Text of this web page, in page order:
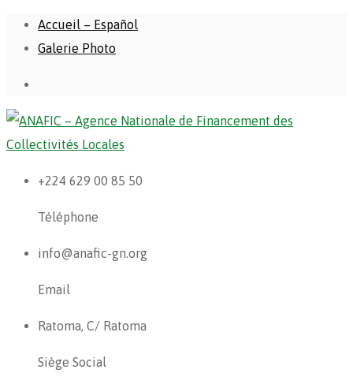
Accueil – Español
Galerie Photo
+224 629 00 85 50
Téléphone
info@anafic-gn.org
Email
Ratoma, C/ Ratoma
Siège Social